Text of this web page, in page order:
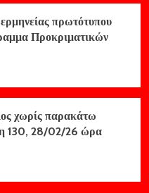
πρωτότυπου
Προκριματικών
χωρίς παρακάτω
130, 28/02/26 ώρα